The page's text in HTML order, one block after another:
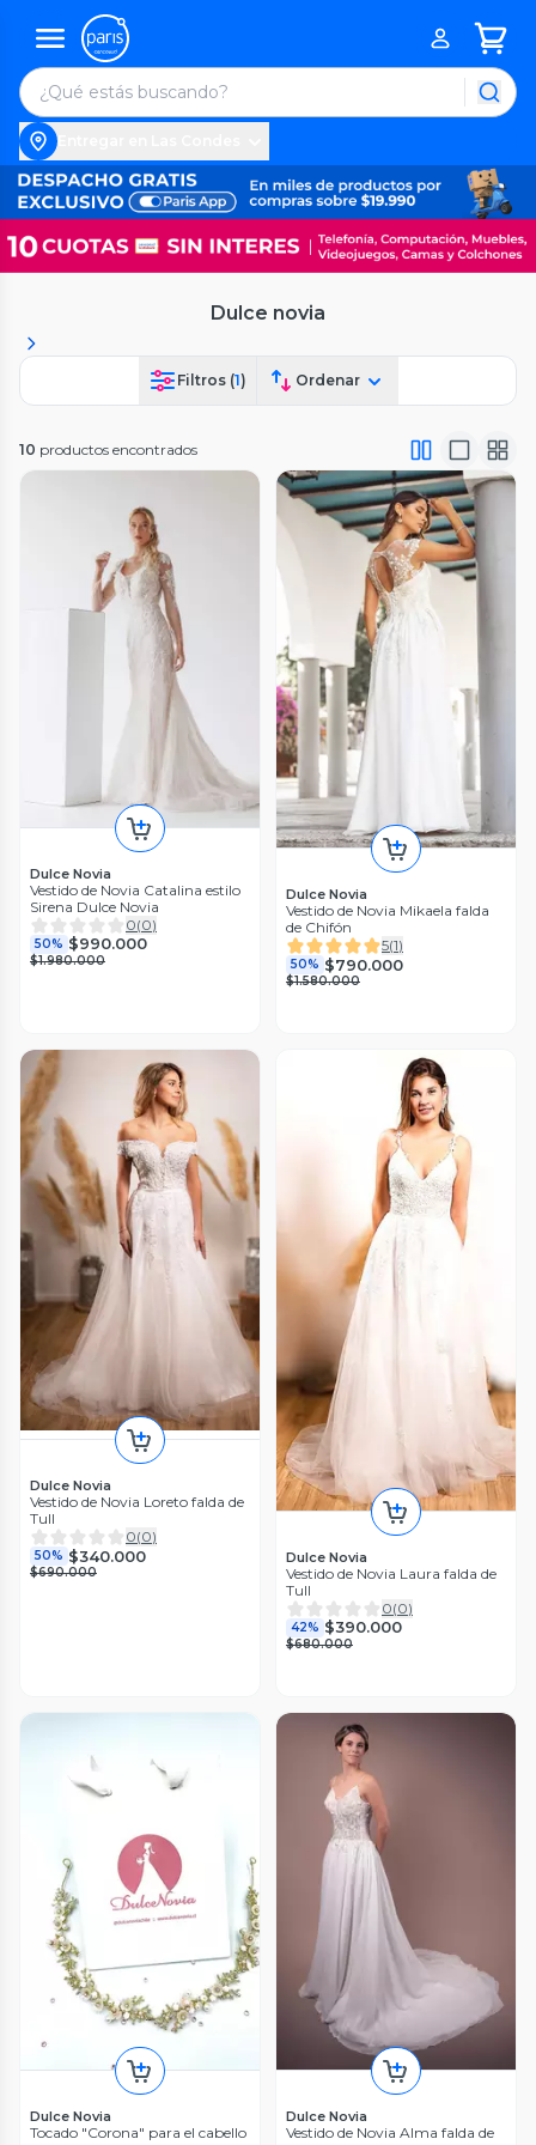
Dulce novia
Filtros (1) Ordenar
10 productos encontrados
Dulce Novia
Vestido de Novia Catalina estilo
Sirena Dulce Novia
0(0)
50% $990.000
$1.980.000
Dulce Novia
Vestido de Novia Mikaela falda
de Chifón
5(1)
50% $790.000
$1.580.000
Dulce Novia
Vestido de Novia Loreto falda de
Tull
0(0)
50% $340.000
$690.000
Dulce Novia
Vestido de Novia Laura falda de
Tull
0(0)
42% $390.000
$680.000
Dulce Novia
Tocado "Corona" para el cabello
Dulce Novia
Vestido de Novia Alma falda de